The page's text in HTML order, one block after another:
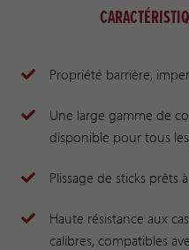
Propriété barrière,
Une large gamme de
disponible pour tous
Plissage de sticks prêts
Haute résistance aux
calibres, compatibles